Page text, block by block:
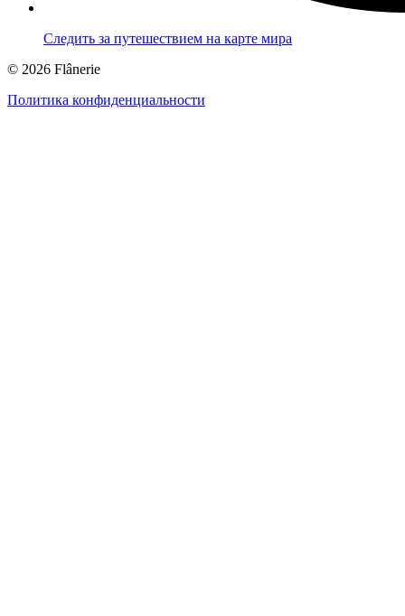
Следить за путешествием на карте мира
© 2026 Flânerie
Политика конфиденциальности